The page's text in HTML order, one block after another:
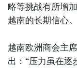
略等挑战有所增
越南的长期信心。
越南欧洲商会主
出：“压力虽在逐